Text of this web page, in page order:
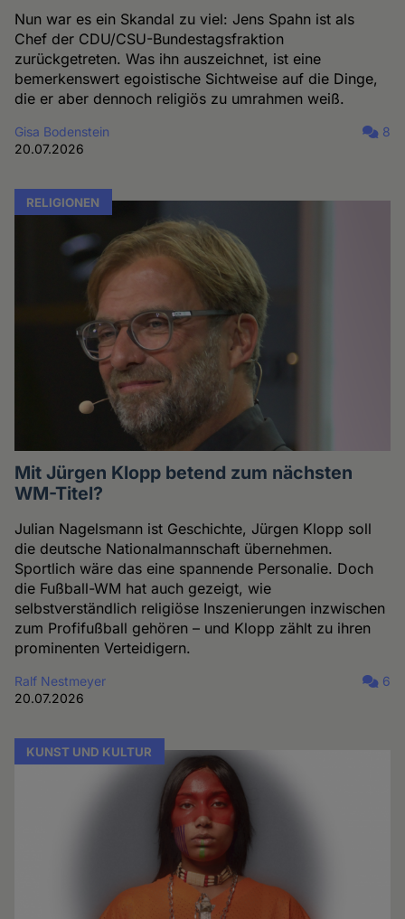
Nun war es ein Skandal zu viel: Jens Spahn ist als
Chef der CDU/CSU-Bundestagsfraktion
zurückgetreten. Was ihn auszeichnet, ist eine
bemerkenswert egoistische Sichtweise auf die Dinge,
die er aber dennoch religiös zu umrahmen weiß.
Gisa Bodenstein
20.07.2026
8
RELIGIONEN
Mit Jürgen Klopp betend zum nächsten
WM-Titel?
Julian Nagelsmann ist Geschichte, Jürgen Klopp soll
die deutsche Nationalmannschaft übernehmen.
Sportlich wäre das eine spannende Personalie. Doch
die Fußball-WM hat auch gezeigt, wie
selbstverständlich religiöse Inszenierungen inzwischen
zum Profifußball gehören – und Klopp zählt zu ihren
prominenten Verteidigern.
Ralf Nestmeyer
20.07.2026
6
KUNST UND KULTUR